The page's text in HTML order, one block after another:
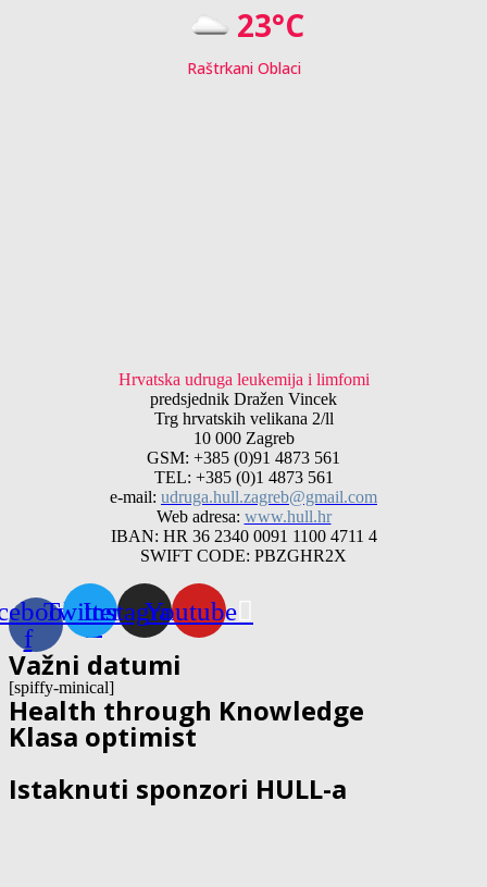
23°C
Raštrkani Oblaci
Hrvatska udruga leukemija i limfomi
predsjednik Dražen Vincek
Trg hrvatskih velikana 2/ll
10 000 Zagreb
GSM: +385 (0)91 4873 561
TEL: +385 (0)1 4873 561
e-mail: udruga.hull.zagreb@gmail.com
Web adresa: www.hull.hr
IBAN: HR 36 2340 0091 1100 4711 4
SWIFT CODE: PBZGHR2X
f
TwitterInstagramYoutube
Važni datumi
[spiffy-minical]
Health through Knowledge
Klasa optimist
Istaknuti sponzori HULL-a